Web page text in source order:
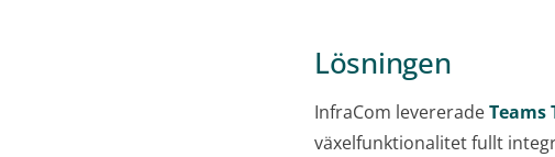
Lösningen
InfraCom levereradeTeams
växelfunktionalitet fullt